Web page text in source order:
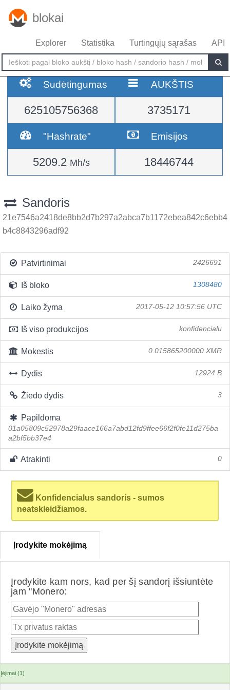
blokai
Explorer Statistika Turtingųjų sąrašas API
Sudėtingumas
625105756368
AUKŠTIS
3735171
"Hashrate"
5209.2 Mh/s
Emisijos
18446744
Sandoris
21e7546a2418de8bb2d7b297a2abca7b1172ebea842c6ebb4
b4c8843296adf92
Patvirtinimai 2426691
Iš bloko 1308480
Laiko žyma 2017-05-12 10:57:56 UTC
Iš viso produkcijos konfidencialu
Mokestis 0.015865200000 XMR
Dydis 12924 B
Žiedo dydis 3
Papildoma
01a05809c52978a29faace166a7abd12fd9ffee66f2f0fe11d275ba
a2bf5bb37e4
Atrakinti 0
Konfidencialus sandoris - sumos
neatskleidžiamos.
Įrodykite mokėjimą
Įrodykite kam nors, kad per šį sandorį išsiuntėte
jam "Monero:
Įėjimai (1)